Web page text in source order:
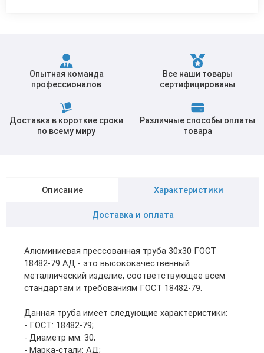
Опытная команда
профессионалов
Все наши товары
сертифицированы
Доставка в короткие сроки
по всему миру
Различные способы оплаты
товара
Описание Характеристики
Доставка и оплата
Алюминиевая прессованная труба 30х30 ГОСТ
18482-79 АД - это высококачественный
металлический изделие, соответствующее всем
стандартам и требованиям ГОСТ 18482-79.
Данная труба имеет следующие характеристики:
- ГОСТ: 18482-79;
- Диаметр мм: 30;
- Марка-стали: АД;